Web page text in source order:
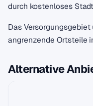
durch kostenloses
Das
angrenzende Ortsteile
Alternative